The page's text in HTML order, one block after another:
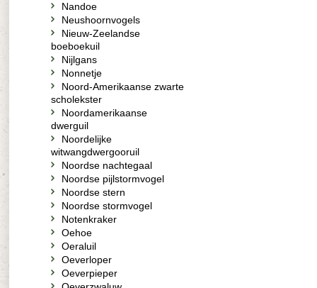
Nandoe
Neushoornvogels
Nieuw-Zeelandse
boeboekuil
Nijlgans
Nonnetje
Noord-Amerikaanse zwarte
scholekster
Noordamerikaanse
dwerguil
Noordelijke
witwangdwergooruil
Noordse nachtegaal
Noordse pijlstormvogel
Noordse stern
Noordse stormvogel
Notenkraker
Oehoe
Oeraluil
Oeverloper
Oeverpieper